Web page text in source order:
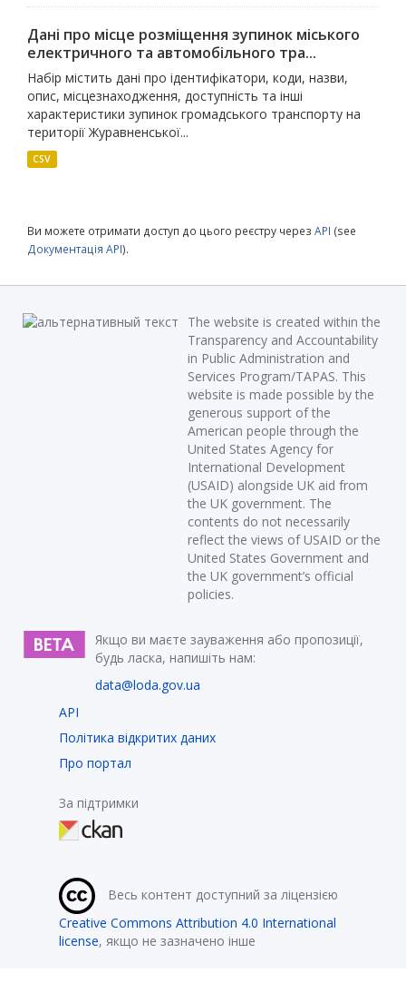
Дані про місце розміщення зупинок міського
електричного та автомобільного тра...
Набір містить дані про ідентифікатори, коди, назви,
опис, місцезнаходження, доступність та інші
характеристики зупинок громадського транспорту на
території Журавненської...
CSV
Ви можете отримати доступ до цього реєстру через API (see
Документація API).
The website is created within the
Transparency and Accountability
in Public Administration and
Services Program/TAPAS. This
website is made possible by the
generous support of the
American people through the
United States Agency for
International Development
(USAID) alongside UK aid from
the UK government. The
contents do not necessarily
reflect the views of USAID or the
United States Government and
the UK government’s official
policies.
Якщо ви маєте зауваження або пропозиції,
будь ласка, напишіть нам:
data@loda.gov.ua
API
Політика відкритих даних
Про портал
За підтримки
Весь контент доступний за ліцензією
Creative Commons Attribution 4.0 International
license, якщо не зазначено інше